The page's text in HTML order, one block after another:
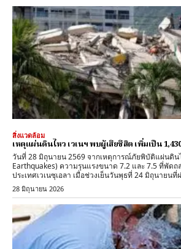
สิ่งแวดล้อม
เหตุแผ่นดินไหว เวเนฯ พบผู้เสียชีสิต เพิ่มเป็น
วันที่ 28 มิถุนายน 2569 จากเหตุการณ์ภัยพิบัติแผ่นดิน
Earthquakes) ความรุนแรงขนาด 7.2 และ 7.5 ที่พัด
ประเทศเวเนซุเอลา เมื่อช่วงเย็นวันพุธที่ 24 มิถุนายนที่
28 มิถุนายน 2026